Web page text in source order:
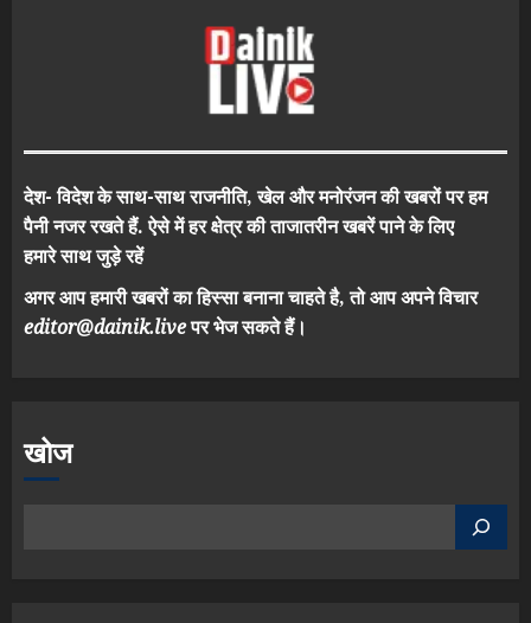
देश- विदेश के साथ-साथ राजनीति, खेल और मनोरंजन की खबरों पर हम
पैनी नजर रखते हैं. ऐसे में हर क्षेत्र की ताजातरीन खबरें पाने के लिए
हमारे साथ जुड़े रहें
अगर आप हमारी खबरों का हिस्सा बनाना चाहते है, तो आप अपने विचार
editor@dainik.liveपर भेज सकते हैं।
खोज